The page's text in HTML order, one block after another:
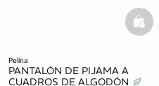
pelina
PANTALÓN DE PIJAMA A
CUADROS DE ALGODÓN